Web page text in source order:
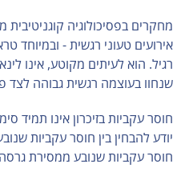
מחקרים בפסיכולוגיה קוגניטיבית
אירועים טעוני רגשית - ובמיוחד
רגיל. הוא לעיתים מקוטע, אינו
שנחוו בעוצמה רגשית גבוהה לצד
חוסר עקביות בזיכרון אינו תמיד
יודע להבחין בין חוסר עקביות
חוסר עקביות שנובע ממסירת